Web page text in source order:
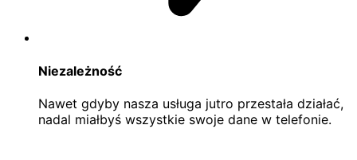
Niezależność
Nawet gdyby nasza usługa jutro przestała działać,
nadal miałbyś wszystkie swoje dane w telefonie.